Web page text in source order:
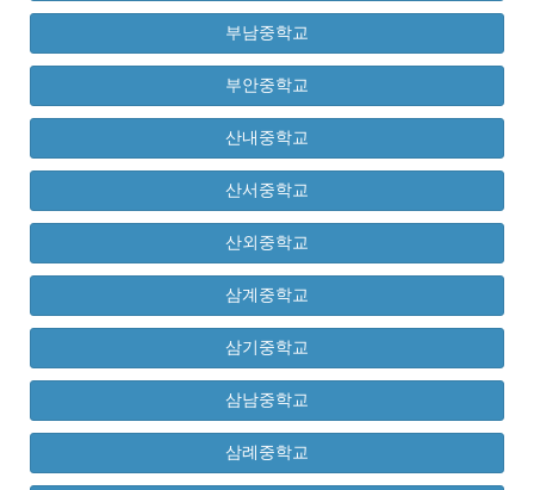
부남중학교
부안중학교
산내중학교
산서중학교
산외중학교
삼계중학교
삼기중학교
삼남중학교
삼례중학교